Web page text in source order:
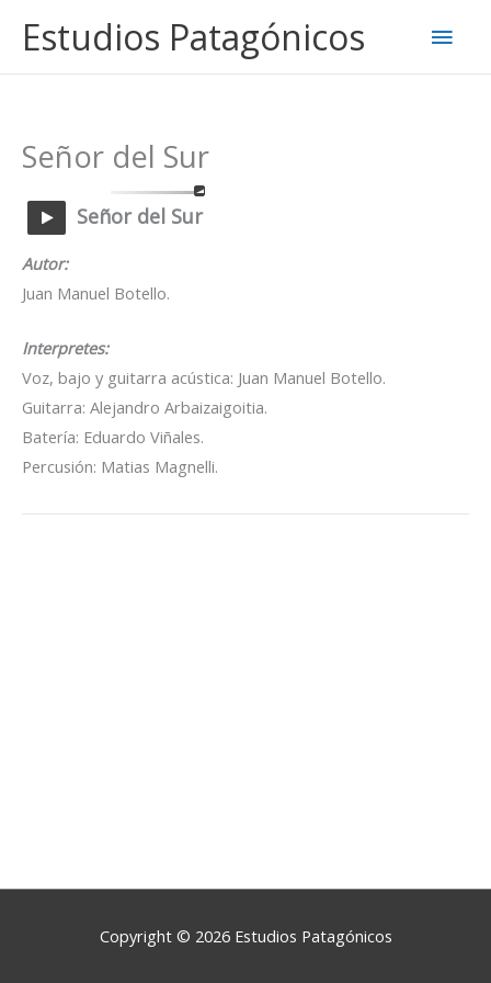
contenido
Estudios Patagónicos
Señor del Sur
Señor del Sur
Autor:
Juan Manuel Botello.
Interpretes:
Voz, bajo y guitarra acústica: Juan Manuel Botello.
Guitarra: Alejandro Arbaizaigoitia.
Batería: Eduardo Viñales.
Percusión: Matias Magnelli.
Copyright © 2026 Estudios Patagónicos